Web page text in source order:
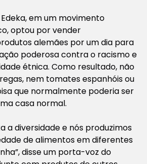
em um movimento
optou por vender
alemães por um dia para
poderosa contra o racismo e
étnica. Como resultado, não
nem tomates espanhóis ou
que normalmente poderia ser
casa normal.
a diversidade e nós produzimos
de alimentos em diferentes
disse um porta-voz do